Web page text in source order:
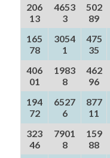
206
13
4653
3
502
89
165
78
3054
1
475
35
406
01
1983
8
462
96
194
72
6527
6
877
11
323
46
7901
8
159
88